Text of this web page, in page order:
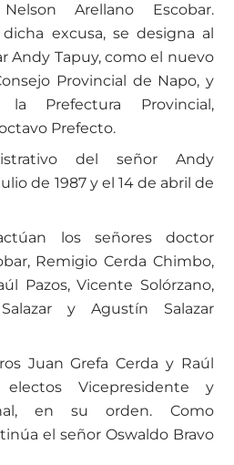
Arellano Escobar.
excusa, se designa al
Andy Tapuy, como el nuevo
Provincial de Napo, y
Prefectura Provincial,
Prefecto.
del señor Andy
de 1987 y el 14 de abril de
los señores doctor
Remigio Cerda Chimbo,
Pazos, Vicente Solórzano,
y Agustín Salazar
Juan Grefa Cerda y Raúl
Vicepresidente y
en su orden. Como
el señor Oswaldo Bravo